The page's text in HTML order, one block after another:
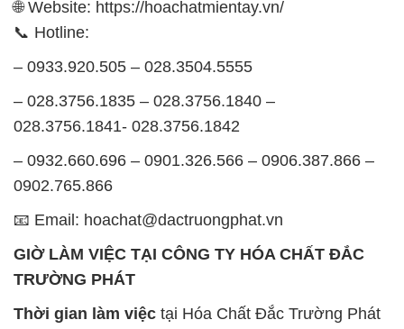
🌐 Website: https://hoachatmientay.vn/
📞 Hotline:
– 0933.920.505 – 028.3504.5555
– 028.3756.1835 – 028.3756.1840 –
028.3756.1841- 028.3756.1842
– 0932.660.696 – 0901.326.566 – 0906.387.866 –
0902.765.866
📧 Email: hoachat@dactruongphat.vn
GIỜ LÀM VIỆC TẠI CÔNG TY HÓA CHẤT ĐẮC
TRƯỜNG PHÁT
Thời gian làm việc tại Hóa Chất Đắc Trường Phát